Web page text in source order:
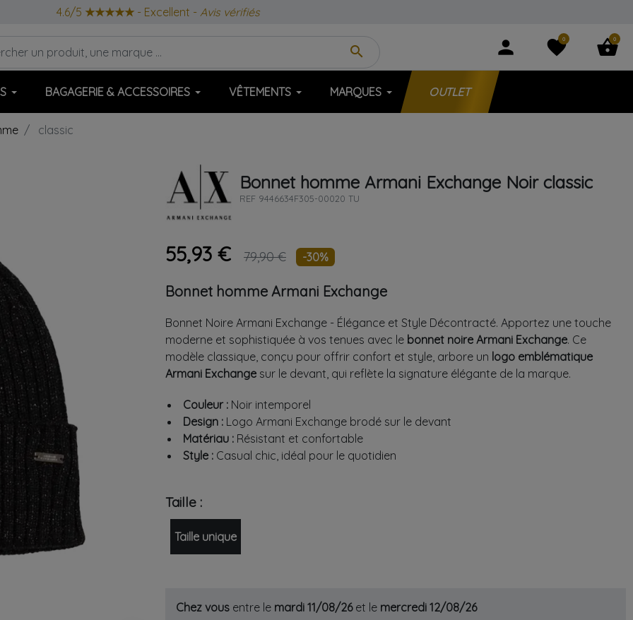
4.6/5 ★★★★★ - Excellent - Avis vérifiés
search person favorite
0 shopping_basket
0
BAGAGERIE & ACCESSOIRES VÊTEMENTS MARQUES OUTLET
classic
Bonnet homme Armani Exchange Noir classic
REF 9446634F305-00020 TU
55,93 € 79,90 € -30%
Bonnet homme Armani Exchange
Bonnet Noire Armani Exchange - Élégance et Style Décontracté. Apportez une touche
moderne et sophistiquée à vos tenues avec le bonnet noire Armani Exchange. Ce
modèle classique, conçu pour offrir confort et style, arbore un logo emblématique
Armani Exchange sur le devant, qui reflète la signature élégante de la marque.
Couleur : Noir intemporel
Design : Logo Armani Exchange brodé sur le devant
Matériau : Résistant et confortable
Style : Casual chic, idéal pour le quotidien
Taille :
Taille unique
Chez vous entre le mardi 11/08/26et le mercredi 12/08/26